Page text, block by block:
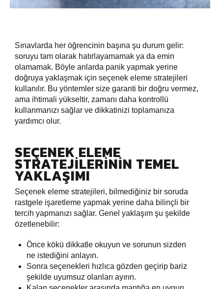
Sınavlarda her öğrencinin başına şu durum gelir:
soruyu tam olarak hatırlayamamak ya da emin
olamamak. Böyle anlarda panik yapmak yerine
doğruya yaklaşmak için seçenek eleme stratejileri
kullanılır. Bu yöntemler size garanti bir doğru vermez,
ama ihtimali yükseltir, zamanı daha kontrollü
kullanmanızı sağlar ve dikkatinizi toplamanıza
yardımcı olur.
SEÇENEK ELEME
STRATEJILERININ TEMEL
YAKLAŞIMI
Seçenek eleme stratejileri, bilmediğiniz bir soruda
rastgele işaretleme yapmak yerine daha bilinçli bir
tercih yapmanızı sağlar. Genel yaklaşım şu şekilde
özetlenebilir:
Önce kökü dikkatle okuyun ve sorunun sizden
ne istediğini anlayın.
Sonra seçenekleri hızlıca gözden geçirip bariz
şekilde uyumsuz olanları ayırın.